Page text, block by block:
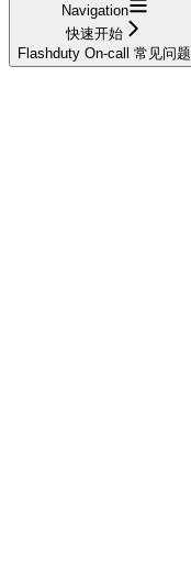
Navigation
快速开始
Flashduty On-call 常见问题